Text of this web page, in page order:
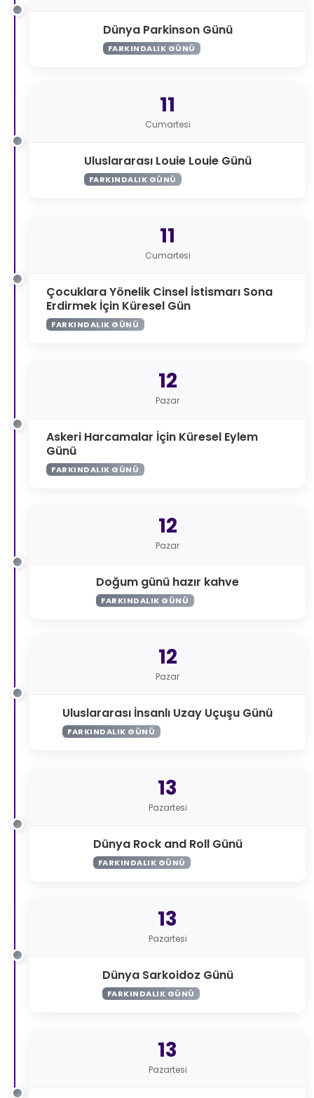
Dünya Parkinson Günü
FARKINDALIK GÜNÜ
11
Cumartesi
Uluslararası Louie Louie Günü
FARKINDALIK GÜNÜ
11
Cumartesi
Çocuklara Yönelik Cinsel İstismarı Sona
Erdirmek İçin Küresel Gün
FARKINDALIK GÜNÜ
12
Pazar
Askeri Harcamalar İçin Küresel Eylem
Günü
FARKINDALIK GÜNÜ
12
Pazar
Doğum günü hazır kahve
FARKINDALIK GÜNÜ
12
Pazar
Uluslararası İnsanlı Uzay Uçuşu Günü
FARKINDALIK GÜNÜ
13
Pazartesi
Dünya Rock and Roll Günü
FARKINDALIK GÜNÜ
13
Pazartesi
Dünya Sarkoidoz Günü
FARKINDALIK GÜNÜ
13
Pazartesi